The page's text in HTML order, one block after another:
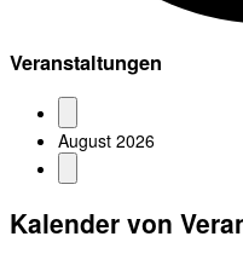
Veranstaltungen
August 2026
Kalender von